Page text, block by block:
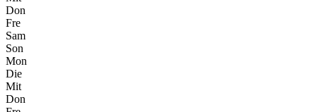
Don
Fre
Sam
Son
Mon
Die
Mit
Don